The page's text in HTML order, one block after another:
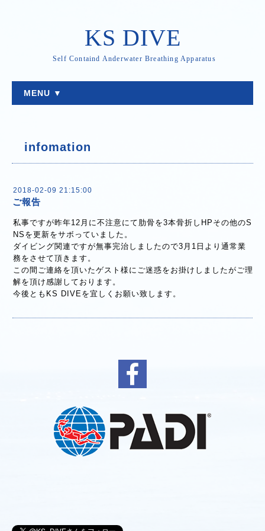
KS DIVE
Self Containd Anderwater Breathing Apparatus
MENU ▼
infomation
2018-02-09 21:15:00
ご報告
私事ですが昨年12月に不注意にて肋骨を3本骨折しHPその他のS
NSを更新をサボっていました。
ダイビング関連ですが無事完治しましたので3月1日より通常業
務をさせて頂きます。
この間ご連絡を頂いたゲスト様にご迷惑をお掛けしましたがご理
解を頂け感謝しております。
今後ともKS DIVEを宜しくお願い致します。